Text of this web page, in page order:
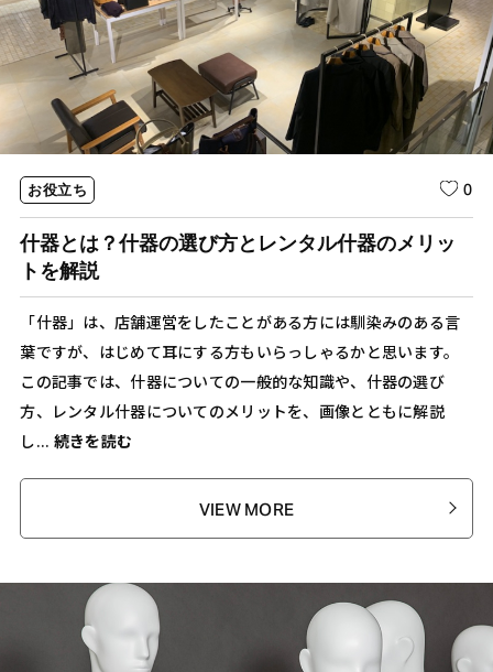
お役立ち 0
什器とは？什器の選び方とレンタル什器のメリッ
トを解説
「什器」は、店舗運営をしたことがある方には馴染みのある言
葉ですが、はじめて耳にする方もいらっしゃるかと思います。
この記事では、什器についての一般的な知識や、什器の選び
方、レンタル什器についてのメリットを、画像とともに解説
し... 続きを読む
VIEW MORE